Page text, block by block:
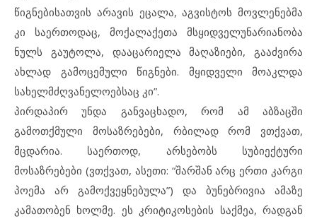
წიგნებისათვის არავის ეცალა, აგვისტოს მოვლენებმა
კი საერთოდაც, მოქალაქეთა მსყიდველუნარიანობა
ნულს გაუტოლა, დააცარიელა მაღაზიები, გააძვირა
ახლად გამოცემული წიგნები. მყიდველი მოაკლდა
სახელმძღვანელოებსაც კი”.
პირდაპირ უნდა განვაცხადო, რომ ამ აბზაცში
გამოთქმული მოსაზრებები, რბილად რომ ვთქვათ,
მცდარია. საერთოდ, არსებობს სუბიექტური
მოსაზრებები (ვთქვათ, ასეთი: “შარშან არც ერთი კარგი
პოემა არ გამოქვეყნებულა”) და ბუნებრივია ამაზე
კამათობენ ხოლმე. ეს კრიტიკოსების საქმეა, რადგან